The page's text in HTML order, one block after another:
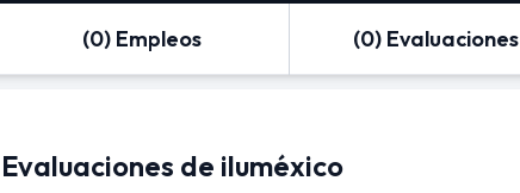
(0) Empleos (0) Evaluaciones
Evaluaciones de iluméxico